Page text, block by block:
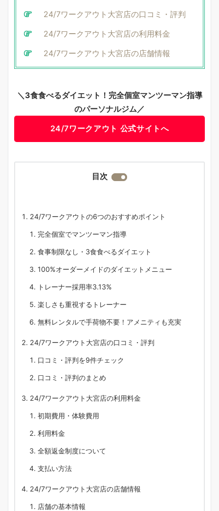
24/7ワークアウト大宮店の口コミ・評判
24/7ワークアウト大宮店の利用料金
24/7ワークアウト大宮店の店舗情報
＼3食食べるダイエット！完全個室マンツーマン指導
のパーソナルジム／
24/7ワークアウト 公式サイトへ
目次
24/7ワークアウトの6つのおすすめポイント
完全個室でマンツーマン指導
食事制限なし・3食食べるダイエット
100%オーダーメイドのダイエットメニュー
トレーナー採用率3.13%
楽しさも重視するトレーナー
無料レンタルで手荷物不要！アメニティも充実
24/7ワークアウト大宮店の口コミ・評判
口コミ・評判を9件チェック
口コミ・評判のまとめ
24/7ワークアウト大宮店の利用料金
初期費用・体験費用
利用料金
全額返金制度について
支払い方法
24/7ワークアウト大宮店の店舗情報
店舗の基本情報